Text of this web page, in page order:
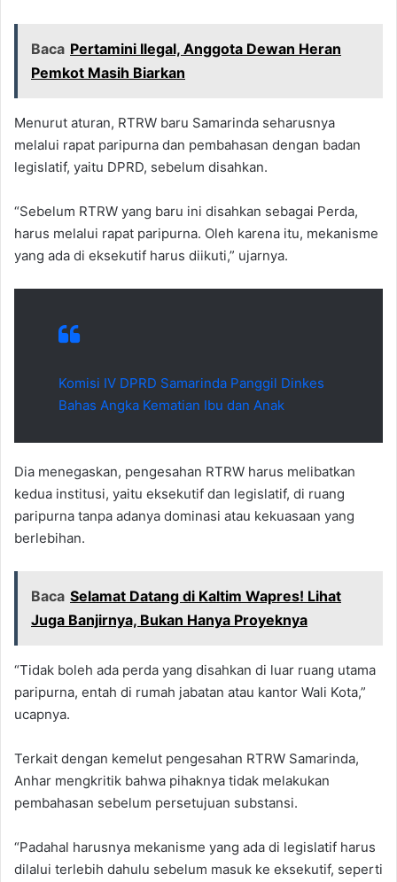
Baca Pertamini Ilegal, Anggota Dewan Heran
Pemkot Masih Biarkan
Menurut aturan, RTRW baru Samarinda seharusnya
melalui rapat paripurna dan pembahasan dengan badan
legislatif, yaitu DPRD, sebelum disahkan.
“Sebelum RTRW yang baru ini disahkan sebagai Perda,
harus melalui rapat paripurna. Oleh karena itu, mekanisme
yang ada di eksekutif harus diikuti,” ujarnya.
Komisi IV DPRD Samarinda Panggil Dinkes
Bahas Angka Kematian Ibu dan Anak
Dia menegaskan, pengesahan RTRW harus melibatkan
kedua institusi, yaitu eksekutif dan legislatif, di ruang
paripurna tanpa adanya dominasi atau kekuasaan yang
berlebihan.
Baca Selamat Datang di Kaltim Wapres! Lihat
Juga Banjirnya, Bukan Hanya Proyeknya
“Tidak boleh ada perda yang disahkan di luar ruang utama
paripurna, entah di rumah jabatan atau kantor Wali Kota,”
ucapnya.
Terkait dengan kemelut pengesahan RTRW Samarinda,
Anhar mengkritik bahwa pihaknya tidak melakukan
pembahasan sebelum persetujuan substansi.
“Padahal harusnya mekanisme yang ada di legislatif harus
dilalui terlebih dahulu sebelum masuk ke eksekutif, seperti